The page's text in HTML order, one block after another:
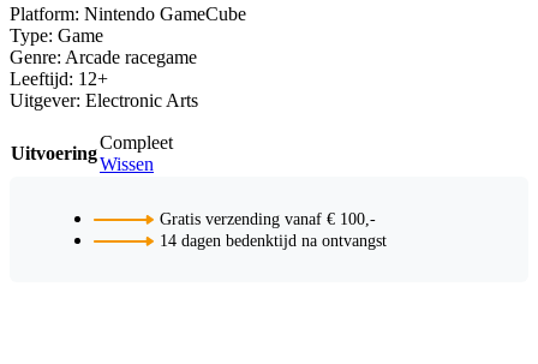
Platform: Nintendo GameCube
Type: Game
Genre: Arcade racegame
Leeftijd: 12+
Uitgever: Electronic Arts
Uitvoering
Compleet
Wissen
Gratis verzending vanaf € 100,-
14 dagen bedenktijd na ontvangst